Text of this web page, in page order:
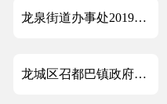
龙泉街道办事处2019年政府信息公开年度报告
龙城区召都巴镇政府2019年信息公开工作年度报告